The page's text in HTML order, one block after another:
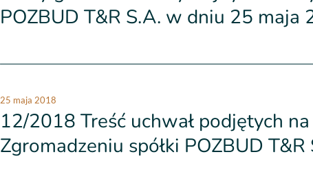
POZBUD T&R S.A. w dniu 25 maja
25 maja 2018
12/2018 Treść uchwał podjętych
Zgromadzeniu spółki POZBUD T&R